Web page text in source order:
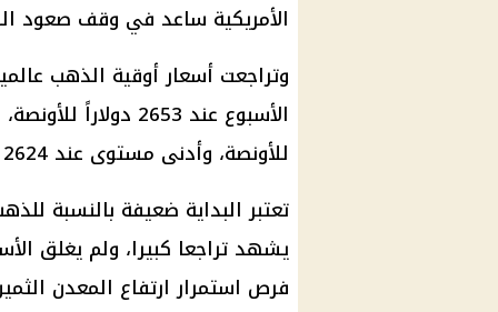
الأمريكية ساعد في وقف صعود
للأونصة، وأدنى مستوى عند 2624 دولاراً للأونصة.
تعتبر البداية ضعيفة بالنسبة
يشهد تراجعا كبيرا، ولم يغلق
فرص استمرار ارتفاع المعدن